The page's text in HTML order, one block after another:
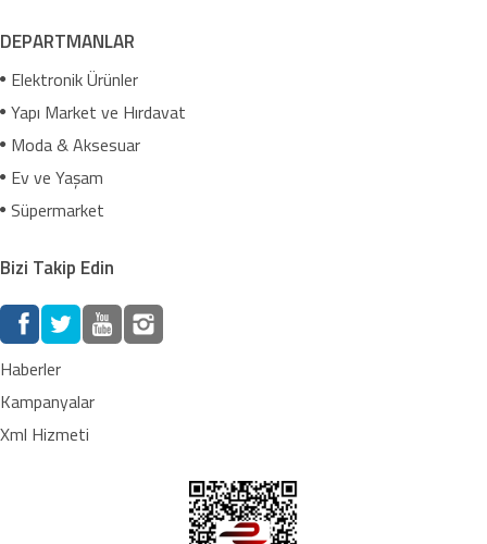
DEPARTMANLAR
Elektronik Ürünler
Yapı Market ve Hırdavat
Moda & Aksesuar
Ev ve Yaşam
Süpermarket
Bizi Takip Edin
Haberler
Kampanyalar
Xml Hizmeti